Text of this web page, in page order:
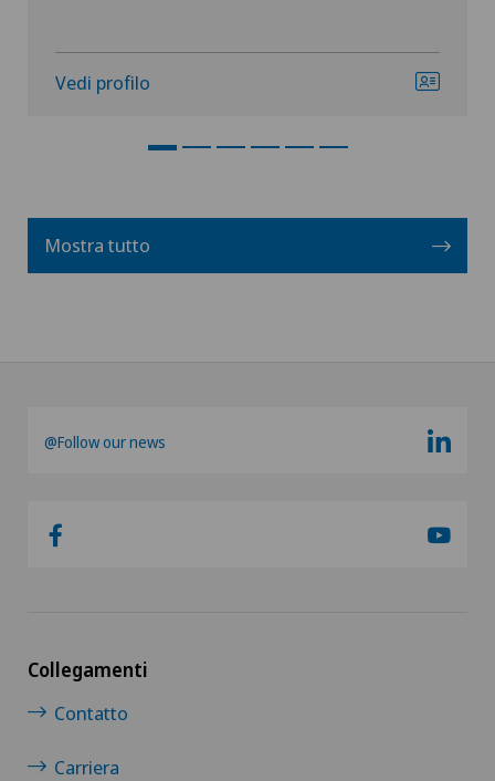
Vedi profilo
Mostra tutto
@Follow our news
Collegamenti
Contatto
Carriera